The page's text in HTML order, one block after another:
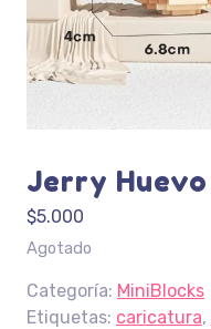
Jerry Huevo
$5.000
Agotado
Categoría: MiniBlocks
Etiquetas: caricatura,